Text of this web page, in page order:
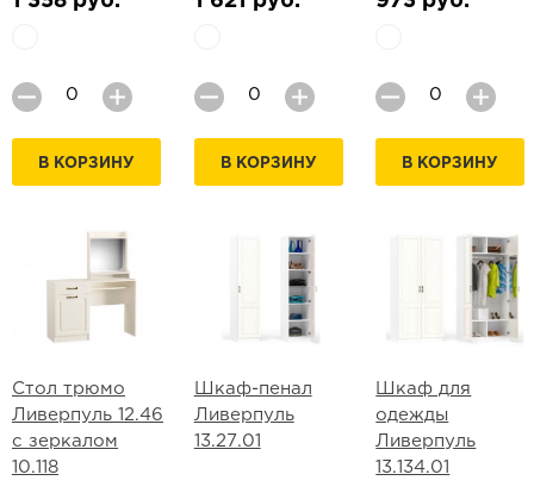
В КОРЗИНУ В КОРЗИНУ В КОРЗИНУ
Стол трюмо
Ливерпуль 12.46
с зеркалом
10.118
Шкаф-пенал
Ливерпуль
13.27.01
Шкаф для
одежды
Ливерпуль
13.134.01